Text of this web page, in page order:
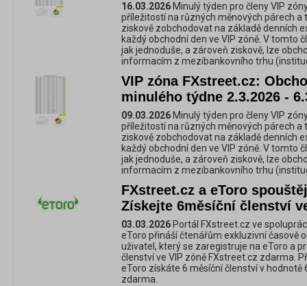
16.03.2026 Minulý týden pro členy VIP
příležitostí na různých měnových párech a
ziskově zobchodovat na základě denních
každý obchodní den ve VIP zóně. V tomto
jak jednoduše, a zároveň ziskově, lze
informacím z mezibankovního trhu
VIP zóna FXstreet.cz:
minulého týdne 2.3.2026 -
09.03.2026 Minulý týden pro členy VIP
příležitostí na různých měnových párech a
ziskově zobchodovat na základě denních
každý obchodní den ve VIP zóně. V tomto
jak jednoduše, a zároveň ziskově, lze
informacím z mezibankovního trhu
FXstreet.cz a eToro
Získejte 6měsíční členství
03.03.2026 Portál FXstreet.cz ve
eToro přináší čtenářům exkluzivní časově
uživatel, který se zaregistruje na eToro a
členství ve VIP zóně FXstreet.cz zdarma.
eToro získáte 6 měsíční členství v hodnotě
zdarma.